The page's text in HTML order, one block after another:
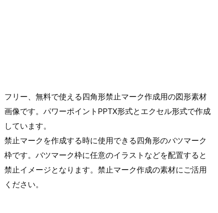
フリー、無料で使える四角形禁止マーク作成用の図形素材
画像です。パワーポイントPPTX形式とエクセル形式で作成
しています。
禁止マークを作成する時に使用できる四角形のバツマーク
枠です。バツマーク枠に任意のイラストなどを配置すると
禁止イメージとなります。禁止マーク作成の素材にご活用
ください。